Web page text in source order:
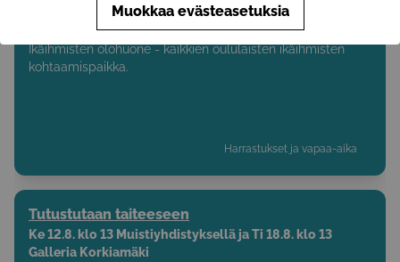
Keskustan Ikäihmisten olohuone
Ikäihmisten olohuone - kaikkien oululaisten ikäihmisten
kohtaamispaikka.
Harrastukset ja vapaa-aika
Tutustutaan taiteeseen
Ke 12.8. klo 13 Muistiyhdistyksellä ja Ti 18.8. klo 13
Galleria Korkiamäki
Muokkaa evästeasetuksia